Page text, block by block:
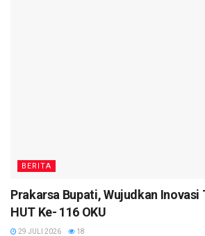
BERITA
Prakarsa Bupati, Wujudkan Inovasi
HUT Ke- 116 OKU
29 JULI 2026 18